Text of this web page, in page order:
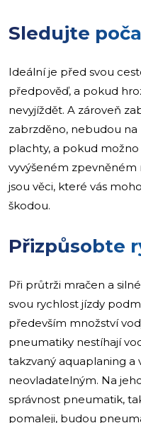
Sledujte
Ideální je před svou
předpověď, a pokud
nevyjíždět. A zároveň
zabrzděno, nebudou
plachty, a pokud
vyvýšeném zpevněném
jsou věci, které vás
škodou.
Přizpůsobte
Při průtrži mračen a
svou rychlost jízdy
především množství
pneumatiky nestíhají
takzvaný aquaplaning a
neovladatelným. Na
správnost pneumatik,
pomaleji, budou